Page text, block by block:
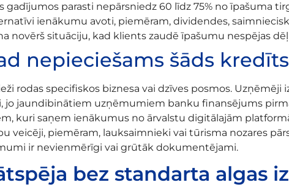
gadījumos parasti nepārsniedz 60 līdz 75% no īpašuma
ienākumu avoti, piemēram, dividendes,
novērš situāciju, kad klients zaudē īpašumu nespējas
nepieciešams šāds kredīts
rodas specifiskos biznesa vai dzīves posmos.
jo jaundibinātiem uzņēmumiem banku finansējums
kuri saņem ienākumus no ārvalstu digitālajām
veicēji, piemēram, lauksaimnieki vai tūrisma nozares
ir nevienmērīgi vai grūtāk dokumentējami.
bez standarta algas